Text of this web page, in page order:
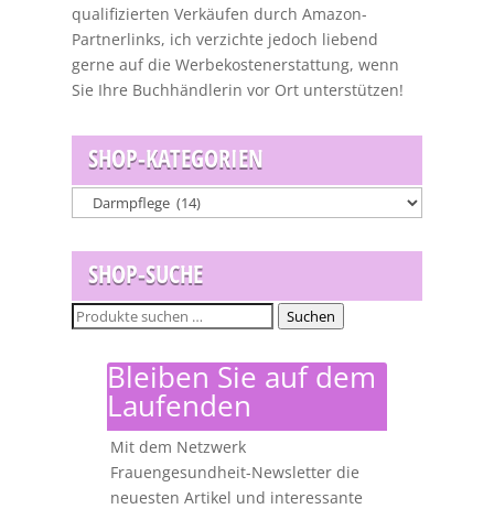
qualifizierten Verkäufen durch Amazon-
Partnerlinks, ich verzichte jedoch liebend
gerne auf die Werbekostenerstattung, wenn
Sie Ihre Buchhändlerin vor Ort unterstützen!
SHOP-KATEGORIEN
SHOP-SUCHE
Suchen
Suchen
Bleiben Sie auf dem
Laufenden
Mit dem Netzwerk
Frauengesundheit-Newsletter die
neuesten Artikel und interessante